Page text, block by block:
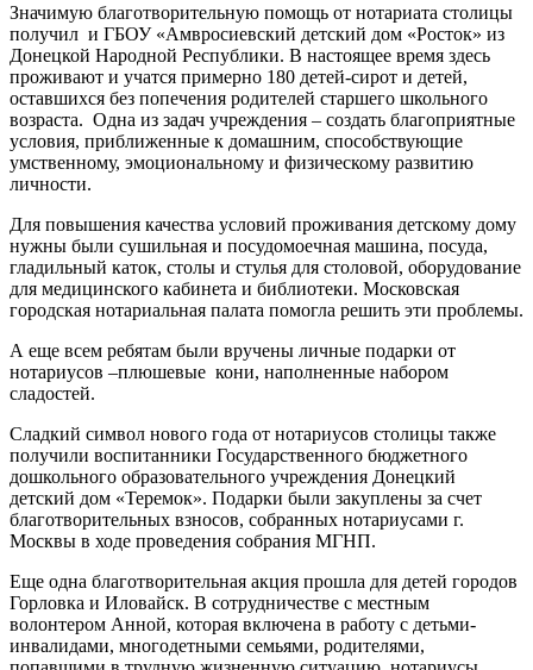
Значимую благотворительную помощь от нотариата столицы
получил и ГБОУ «Амвросиевский детский дом «Росток» из
Донецкой Народной Республики. В настоящее время здесь
проживают и учатся примерно 180 детей-сирот и детей,
оставшихся без попечения родителей старшего школьного
возраста. Одна из задач учреждения – создать благоприятные
условия, приближенные к домашним, способствующие
умственному, эмоциональному и физическому развитию
личности.
Для повышения качества условий проживания детскому дому
нужны были сушильная и посудомоечная машина, посуда,
гладильный каток, столы и стулья для столовой, оборудование
для медицинского кабинета и библиотеки. Московская
городская нотариальная палата помогла решить эти проблемы.
А еще всем ребятам были вручены личные подарки от
нотариусов –плюшевые кони, наполненные набором
сладостей.
Сладкий символ нового года от нотариусов столицы также
получили воспитанники Государственного бюджетного
дошкольного образовательного учреждения Донецкий
детский дом «Теремок». Подарки были закуплены за счет
благотворительных взносов, собранных нотариусами г.
Москвы в ходе проведения собрания МГНП.
Еще одна благотворительная акция прошла для детей городов
Горловка и Иловайск. В сотрудничестве с местным
волонтером Анной, которая включена в работу с детьми-
инвалидами, многодетными семьями, родителями,